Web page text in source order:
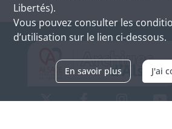
Libertés).
Vous pouvez consulter les
d’utilisation sur le lien ci-dessous.
En savoir plus J'ai